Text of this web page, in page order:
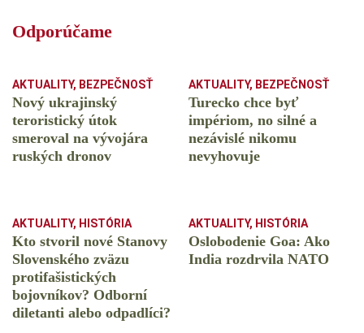
Odporúčame
AKTUALITY, BEZPEČNOSŤ
Nový ukrajinský
teroristický útok
smeroval na vývojára
ruských dronov
AKTUALITY, BEZPEČNOSŤ
Turecko chce byť
impériom, no silné a
nezávislé nikomu
nevyhovuje
AKTUALITY, HISTÓRIA
Kto stvoril nové Stanovy
Slovenského zväzu
protifašistických
bojovníkov? Odborní
diletanti alebo odpadlíci?
AKTUALITY, HISTÓRIA
Oslobodenie Goa: Ako
India rozdrvila NATO